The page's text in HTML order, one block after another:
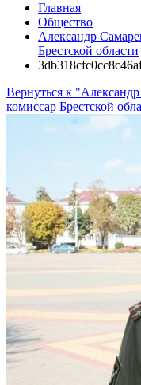
Главная
Общество
Александр
Брестской области
Вернуться к
комиссар Брестской